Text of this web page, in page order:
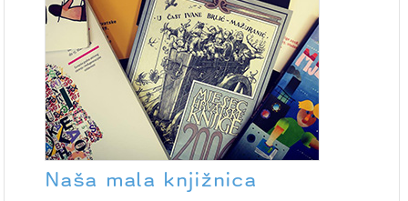
Naša mala knjižnica